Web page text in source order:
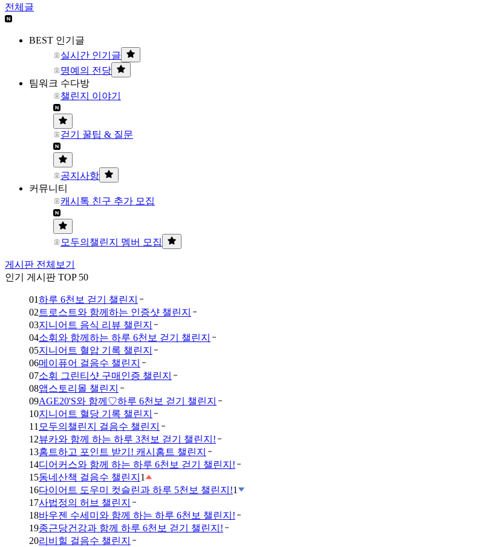
전체글
BEST 인기글
실시간 인기글
명예의 전당
팀워크 수다방
챌린지 이야기
걷기 꿀팁 & 질문
공지사항
커뮤니티
캐시톡 친구 추가 모집
모두의챌린지 멤버 모집
게시판 전체보기
인기 게시판 TOP 50
01하루 6천보 걷기 챌린지
02 트로스트와 함께하는 인증샷 챌린지
03지니어트 음식 리뷰 챌린지
04소휘와 함께하는 하루 6천보 걷기 챌린지
05지니어트 혈압 기록 챌린지
06메이퓨어 걸음수 챌린지
07소휘 그린티샷 구매인증 챌린지
08앱스토리몰 챌린지
09AGE20'S와 함께♡하루 6천보 걷기 챌린지
10지니어트 혈당 기록 챌린지
11 모두의챌린지 걸음수 챌린지
12뷰카와 함께 하는 하루 3천보 걷기 챌린지!
13홈트하고 포인트 받기! 캐시홈트 챌린지
14디어커스와 함께 하는 하루 6천보 걷기 챌린지!
15동네산책 걸음수 챌린지 1
16다이어트 도우미 컷슬린과 하루 5천보 챌린지!1
17사법정의 허브 챌린지
18바우젠 수세미와 함께 하는 하루 6천보 챌린지!
19종근당건강과 함께 하루 6천보 걷기 챌린지!
20리비힐 걸음수 챌린지